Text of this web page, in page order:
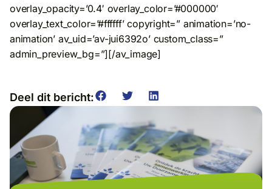
overlay_opacity=’0.4′ overlay_color=’#000000′
overlay_text_color=’#ffffff’ copyright=” animation=’no-
animation’ av_uid=’av-jui6392o’ custom_class=”
admin_preview_bg=”][/av_image]
Deel dit bericht: